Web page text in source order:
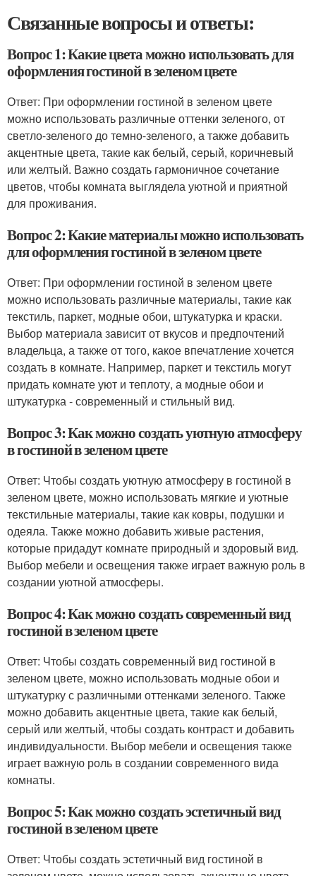
Связанные вопросы и ответы:
Вопрос 1: Какие цвета можно использовать для
оформления гостиной в зеленом цвете
Ответ: При оформлении гостиной в зеленом цвете
можно использовать различные оттенки зеленого, от
светло-зеленого до темно-зеленого, а также добавить
акцентные цвета, такие как белый, серый, коричневый
или желтый. Важно создать гармоничное сочетание
цветов, чтобы комната выглядела уютной и приятной
для проживания.
Вопрос 2: Какие материалы можно использовать
для оформления гостиной в зеленом цвете
Ответ: При оформлении гостиной в зеленом цвете
можно использовать различные материалы, такие как
текстиль, паркет, модные обои, штукатурка и краски.
Выбор материала зависит от вкусов и предпочтений
владельца, а также от того, какое впечатление хочется
создать в комнате. Например, паркет и текстиль могут
придать комнате уют и теплоту, а модные обои и
штукатурка - современный и стильный вид.
Вопрос 3: Как можно создать уютную атмосферу
в гостиной в зеленом цвете
Ответ: Чтобы создать уютную атмосферу в гостиной в
зеленом цвете, можно использовать мягкие и уютные
текстильные материалы, такие как ковры, подушки и
одеяла. Также можно добавить живые растения,
которые придадут комнате природный и здоровый вид.
Выбор мебели и освещения также играет важную роль в
создании уютной атмосферы.
Вопрос 4: Как можно создать современный вид
гостиной в зеленом цвете
Ответ: Чтобы создать современный вид гостиной в
зеленом цвете, можно использовать модные обои и
штукатурку с различными оттенками зеленого. Также
можно добавить акцентные цвета, такие как белый,
серый или желтый, чтобы создать контраст и добавить
индивидуальности. Выбор мебели и освещения также
играет важную роль в создании современного вида
комнаты.
Вопрос 5: Как можно создать эстетичный вид
гостиной в зеленом цвете
Ответ: Чтобы создать эстетичный вид гостиной в